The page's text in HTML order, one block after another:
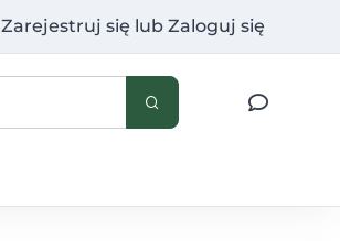
Zarejestruj się lubZaloguj się